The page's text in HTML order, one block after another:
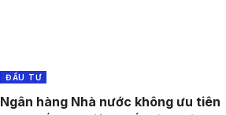
ĐẦU TƯ
Ngân hàng Nhà nước không ưu tiên